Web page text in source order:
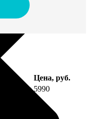
Цена, руб.
5990